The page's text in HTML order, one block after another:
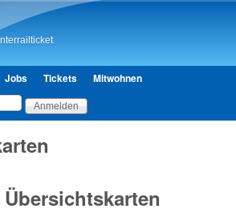
Jobs Tickets Mitwohnen